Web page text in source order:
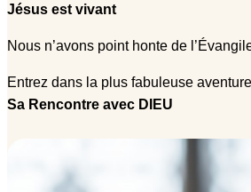
Jésus est vivant
Nous n’avons point honte de
Entrez dans la plus fabuleuse
Sa Rencontre avec DIEU